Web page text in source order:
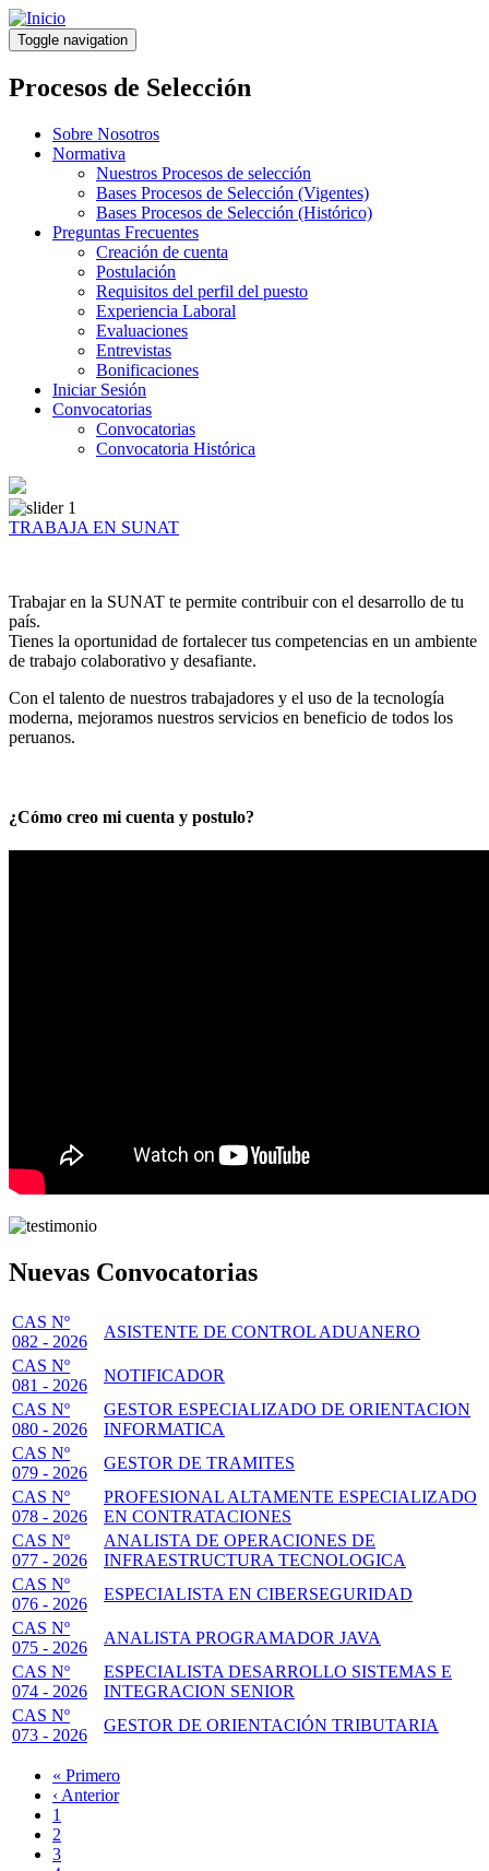
Pasar
al
contenido
principal
Toggle navigation
Procesos de Selección
Sobre Nosotros
Normativa
Nuestros Procesos de selección
Bases Procesos de Selección (Vigentes)
Bases Procesos de Selección (Histórico)
Preguntas Frecuentes
Creación de cuenta
Postulación
Requisitos del perfil del puesto
Experiencia Laboral
Evaluaciones
Entrevistas
Bonificaciones
Iniciar Sesión
Convocatorias
Convocatorias
Convocatoria Histórica
TRABAJA EN SUNAT
Trabajar en la SUNAT te permite contribuir con el desarrollo de tu
país.
Tienes la oportunidad de fortalecer tus competencias en un ambiente
de trabajo colaborativo y desafiante.
Con el talento de nuestros trabajadores y el uso de la tecnología
moderna, mejoramos nuestros servicios en beneficio de todos los
peruanos.
¿Cómo creo mi cuenta y postulo?
Nuevas Convocatorias
CAS Nº
082 - 2026
ASISTENTE DE CONTROL ADUANERO
CAS Nº
081 - 2026
NOTIFICADOR
CAS Nº
080 - 2026
GESTOR ESPECIALIZADO DE ORIENTACION
INFORMATICA
CAS Nº
079 - 2026
GESTOR DE TRAMITES
CAS Nº
078 - 2026
PROFESIONAL ALTAMENTE ESPECIALIZADO
EN CONTRATACIONES
CAS Nº
077 - 2026
ANALISTA DE OPERACIONES DE
INFRAESTRUCTURA TECNOLOGICA
CAS Nº
076 - 2026
ESPECIALISTA EN CIBERSEGURIDAD
CAS Nº
075 - 2026
ANALISTA PROGRAMADOR JAVA
CAS Nº
074 - 2026
ESPECIALISTA DESARROLLO SISTEMAS E
INTEGRACION SENIOR
CAS Nº
073 - 2026
GESTOR DE ORIENTACIÓN TRIBUTARIA
Paginación
Primera
página
« Primero
Página
anterior
‹ Anterior
Page
1
Page
2
Page
3